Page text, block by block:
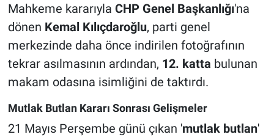
Mahkeme kararıyla CHP Genel Başkanlığı'na
dönen Kemal Kılıçdaroğlu, parti genel
merkezinde daha önce indirilen fotoğrafının
tekrar asılmasının ardından, 12. katta bulunan
makam odasına isimliğini de taktırdı.
Mutlak Butlan Kararı Sonrası Gelişmeler
21 Mayıs Perşembe günü çıkan 'mutlak butlan'